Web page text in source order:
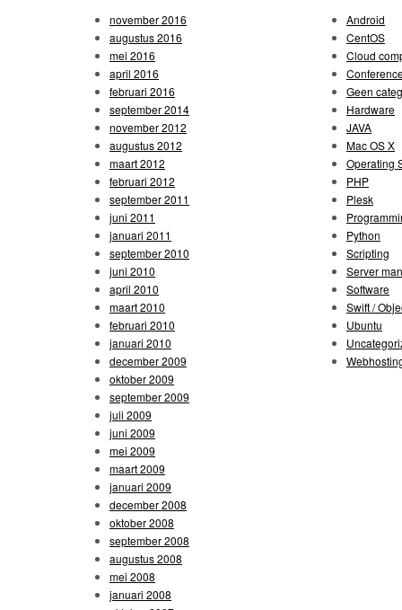
november 2016
augustus 2016
mei 2016
april 2016
februari 2016
september 2014
november 2012
augustus 2012
maart 2012
februari 2012
september 2011
juni 2011
januari 2011
september 2010
juni 2010
april 2010
maart 2010
februari 2010
januari 2010
december 2009
oktober 2009
september 2009
juli 2009
juni 2009
mei 2009
maart 2009
januari 2009
december 2008
oktober 2008
september 2008
augustus 2008
mei 2008
januari 2008
Android
CentOS
Cloud
Geen
Hardware
JAVA
Mac OS X
Operating
PHP
Plesk
Python
Scripting
Server
Software
Swift /
Ubuntu